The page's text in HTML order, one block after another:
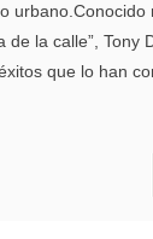
urbano.Conocido
de la calle”, Tony
que lo han